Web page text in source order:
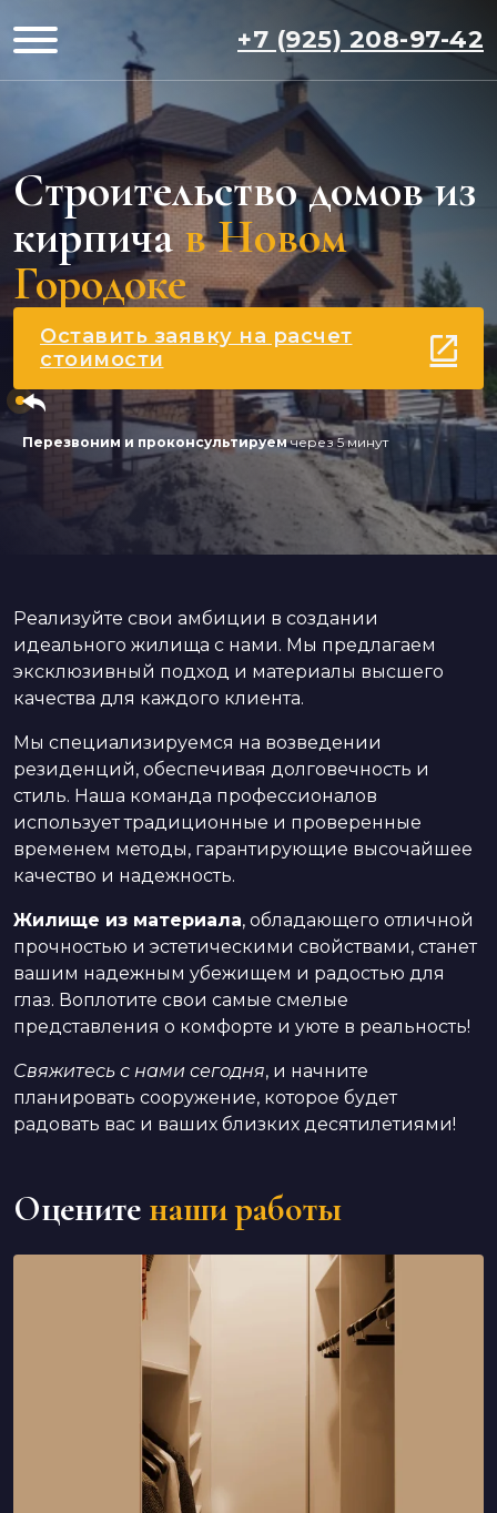
+7 (925) 208-97-42
Строительство домов из
кирпичав Новом
Городоке
Оставить заявку на расчет
стоимости
Перезвоним и проконсультируемчерез 5 минут
Реализуйте свои амбиции в создании
идеального жилища с нами. Мы предлагаем
эксклюзивный подход и материалы высшего
качества для каждого клиента.
Мы специализируемся на возведении
резиденций, обеспечивая долговечность и
стиль. Наша команда профессионалов
использует традиционные и проверенные
временем методы, гарантирующие высочайшее
качество и надежность.
Жилище из материала, обладающего отличной
прочностью и эстетическими свойствами, станет
вашим надежным убежищем и радостью для
глаз. Воплотите свои самые смелые
представления о комфорте и уюте в реальность!
Свяжитесь с нами сегодня, и начните
планировать сооружение, которое будет
радовать вас и ваших близких десятилетиями!
Оцените наши работы